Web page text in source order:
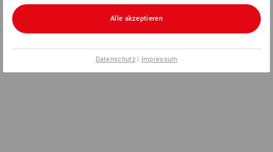
Alle akzeptieren
Datenschutz| Impressum